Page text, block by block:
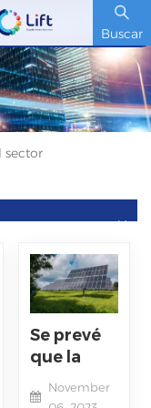
Buscar
De Stock : 600153.SH
sector
Se prevé
que la
capacidad
instalada
November